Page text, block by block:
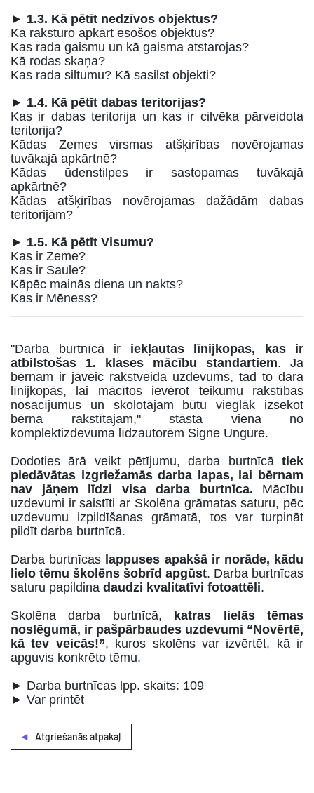
► 1.3. Kā pētīt nedzīvos objektus?
Kā raksturo apkārt esošos objektus?
Kas rada gaismu un kā gaisma atstarojas?
Kā rodas skaņa?
Kas rada siltumu? Kā sasilst objekti?
► 1.4. Kā pētīt dabas teritorijas?
Kas ir dabas teritorija un kas ir cilvēka pārveidota
teritorija?
Kādas Zemes virsmas atšķirības novērojamas
tuvākajā apkārtnē?
Kādas ūdenstilpes ir sastopamas tuvākajā
apkārtnē?
Kādas atšķirības novērojamas dažādām dabas
teritorijām?
► 1.5. Kā pētīt Visumu?
Kas ir Zeme?
Kas ir Saule?
Kāpēc mainās diena un nakts?
Kas ir Mēness?
"Darba burtnīcā ir iekļautas līnijkopas, kas ir
atbilstošas 1. klases mācību standartiem. Ja
bērnam ir jāveic rakstveida uzdevums, tad to dara
līnijkopās, lai mācītos ievērot teikumu rakstības
nosacījumus un skolotājam būtu vieglāk izsekot
bērna rakstītajam," stāsta viena no
komplektizdevuma līdzautorēm Signe Ungure.
Dodoties ārā veikt pētījumu, darba burtnīcā tiek
piedāvātas izgriežamās darba lapas, lai bērnam
nav jāņem līdzi visa darba burtnīca. Mācību
uzdevumi ir saistīti ar Skolēna grāmatas saturu, pēc
uzdevumu izpildīšanas grāmatā, tos var turpināt
pildīt darba burtnīcā.
Darba burtnīcas lappuses apakšā ir norāde, kādu
lielo tēmu školēns šobrīd apgūst. Darba burtnīcas
saturu papildina daudzi kvalitatīvi fotoattēli.
Skolēna darba burtnīcā,
katras lielās tēmas
noslēgumā, ir pašpārbaudes uzdevumi “Novērtē,
kā tev veicās!”, kuros skolēns var izvērtēt, kā ir
apguvis konkrēto tēmu.
► Darba burtnīcas lpp. skaits: 109
► Var printēt
Atgriešanās atpakaļ